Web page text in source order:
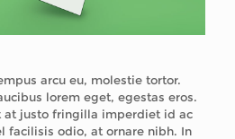
arcu eu, molestie tortor.
lorem eget, egestas eros.
at justo fringilla imperdiet id ac
facilisis odio, at ornare nibh. In